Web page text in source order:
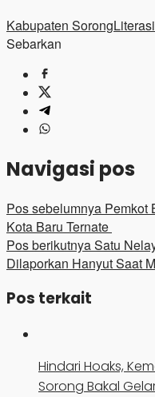
Kabupaten Sorong
Sebarkan
Navigasi pos
Pos sebelumnya Pemkot
Kota Baru Ternate
Pos berikutnyaSatu
Dilaporkan Hanyut Saat
Pos terkait
Hindari Hoaks,
Sorong Bakal